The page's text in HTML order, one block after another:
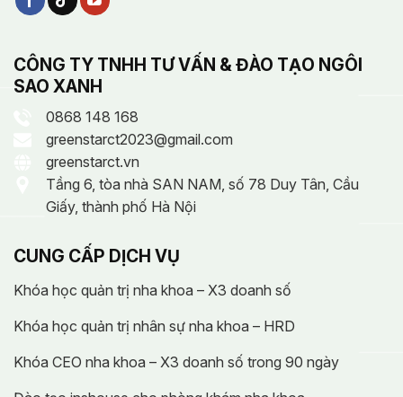
CÔNG TY TNHH TƯ VẤN & ĐÀO TẠO NGÔI
SAO XANH
0868 148 168
greenstarct2023@gmail.com
greenstarct.vn
Tầng 6, tòa nhà SAN NAM, số 78 Duy Tân, Cầu
Giấy, thành phố Hà Nội
CUNG CẤP DỊCH VỤ
Khóa học quản trị nha khoa – X3 doanh số
Khóa học quản trị nhân sự nha khoa – HRD
Khóa CEO nha khoa – X3 doanh số trong 90 ngày